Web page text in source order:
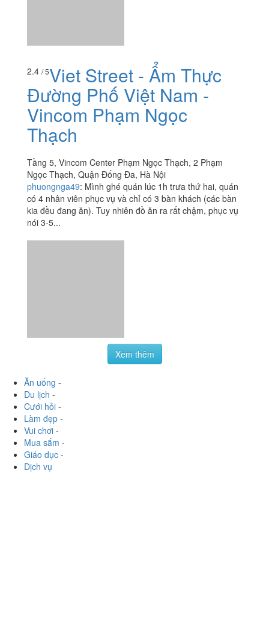
2.4 Viet Street - Ẩm Thực
Đường Phố Việt Nam -
Vincom Phạm Ngọc
Thạch
Tầng 5, Vincom Center Phạm Ngọc Thạch, 2 Phạm
Ngọc Thạch, Quận Đống Đa, Hà Nội
phuongnga49:Mình ghé quán lúc 1h trưa thứ hai, quán
Ăn uống
Du lịch-
Cưới hỏi-
Làm đẹp